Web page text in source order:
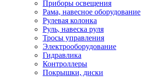
Приборы освещения
Рама, навесное оборудование
Рулевая колонка
Руль, навеска руля
Тросы управления
Электрооборудование
Гидравлика
Контроллеры
Покрышки, диски